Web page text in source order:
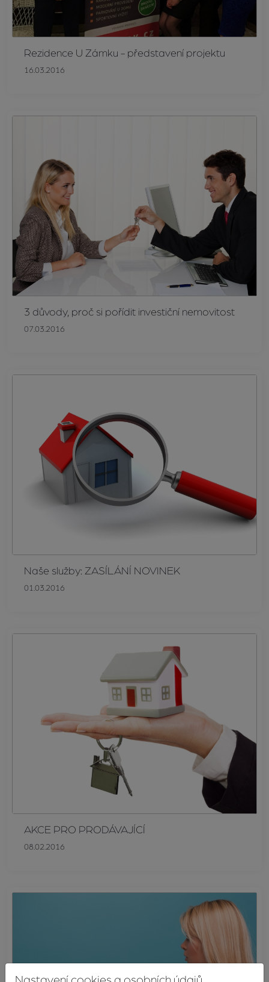
Rezidence U Zámku - představení projektu
16.03.2016
3 důvody, proč si pořídit investiční nemovitost
07.03.2016
Naše služby: ZASÍLÁNÍ NOVINEK
01.03.2016
AKCE PRO PRODÁVAJÍCÍ
08.02.2016